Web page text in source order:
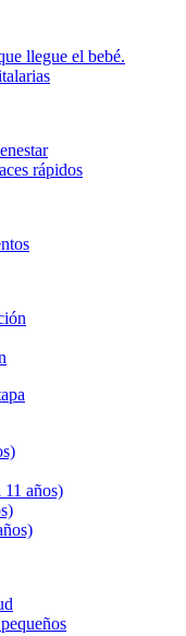
llegue el bebé.
rápidos
11 años)